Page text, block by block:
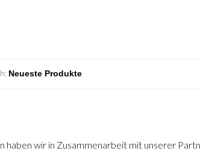
haben wir in Zusammenarbeit mit unserer